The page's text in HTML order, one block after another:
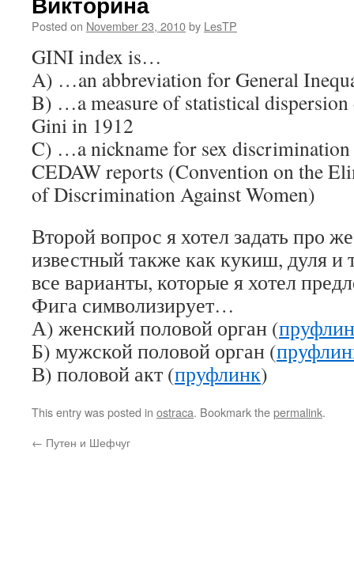
Posted on November 23, 2010by LesTP
GINI index is…
A) …an abbreviation for General
B) …a measure of statistical dispersion
Gini in 1912
C) …a nickname for sex discrimination
CEDAW reports (Convention on the
of Discrimination Against Women)
Второй вопрос я хотел задать про
известный также как кукиш, дуля и
все варианты, которые я хотел
Фига символизирует…
А) женский половой орган (
Б) мужской половой орган (
В) половой акт (пруфлинк)
This entry was posted in ostraca. Bookmark thepermalink.
← Путен и Шефчуг